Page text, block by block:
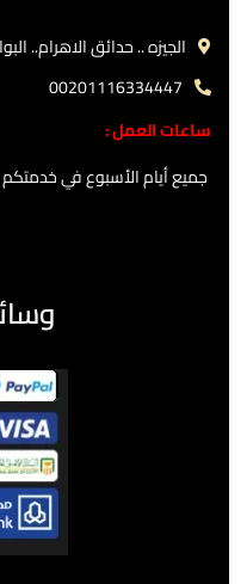
الجيزه .. حدائق الاهرام.. البوابه الأولي
00201116334447
ساعات العمل :
جميع أيام الأسبوع في خدمتكم